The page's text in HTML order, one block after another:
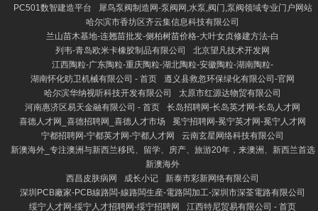
PC501数智建造平台
犀鸟泵阀制造网-泵阀网,水泵,阀门,泵阀领域专业门户网站
哈尔滨市香坊区齐云集信息科技有限公司
兰山苗木基地-连翘苗批发-侧柏树苗价格-大叶女贞修建方法-白
列韦-青岛欧米卡橡胶制品有限公司
北京望凡技术开发网
江西陶粒-广东陶粒-重庆陶粒-湖北陶粒-安徽陶粒-湖南陶粒-
湖南怀化昉卫机械有限公司 - 首页
遵义县救忽环保绿化有限公司-官网
哈尔滨华纳视听科技开发有限公司
太原市红源达物贸有限公司
河南惠济区易天金融有限公司 - 首页
长岛招聘网-长岛英才网-长岛人才网
喜德人才网_喜德招聘网_喜德人才市场
冕宁招聘网-冕宁英才网-冕宁人才网
宁都招聘网-宁都英才网-宁都人才网
云南玄星网络科技有限公司
新澳海外_专注澳洲与新西兰移民、留学、房产、旅游20年，来澳洲、新西兰首选
新澳海外
西昌皮肤病网
成长小记
新泰市彩新网络有限公司
深圳PCB廠家-PCB線路闆-線路闆生産-電路闆加工-深圳市深荃電路有限公司
绥宁人才网-绥宁人才招聘网-绥宁招聘网
江西特尼贸易有限公司 - 首页